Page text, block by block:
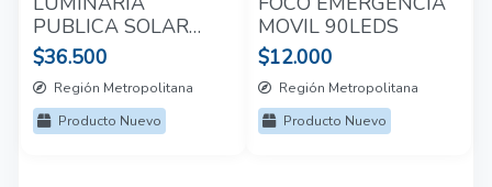
PUBLICA SOLAR
2000LM 6000K
$36.500
Región Metropolitana
Producto Nuevo
MOVIL 90LEDS
$12.000
Región Metropolitana
Producto Nuevo